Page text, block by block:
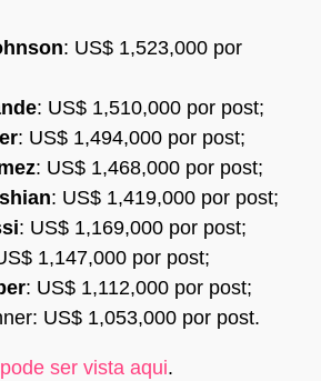
: US$ 1,523,000 por
: US$ 1,510,000 por post;
: US$ 1,494,000 por post;
: US$ 1,468,000 por post;
: US$ 1,419,000 por post;
: US$ 1,169,000 por post;
1,147,000 por post;
: US$ 1,112,000 por post;
US$ 1,053,000 por post.
pode ser vista aqui.